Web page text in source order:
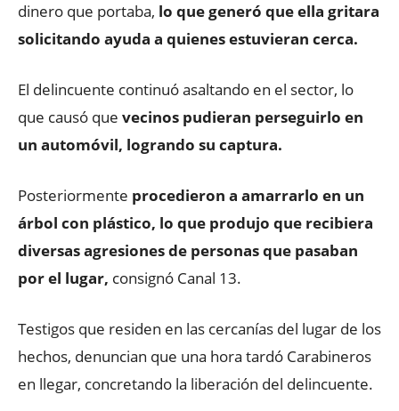
dinero que portaba, lo que generó que ella gritara
solicitando ayuda a quienes estuvieran cerca.
El delincuente continuó asaltando en el sector, lo
que causó que vecinos pudieran perseguirlo en
un automóvil, logrando su captura.
Posteriormente procedieron a amarrarlo en un
árbol con plástico, lo que produjo que recibiera
diversas agresiones de personas que pasaban
por el lugar, consignó Canal 13.
Testigos que residen en las cercanías del lugar de los
hechos, denuncian que una hora tardó Carabineros
en llegar, concretando la liberación del delincuente.